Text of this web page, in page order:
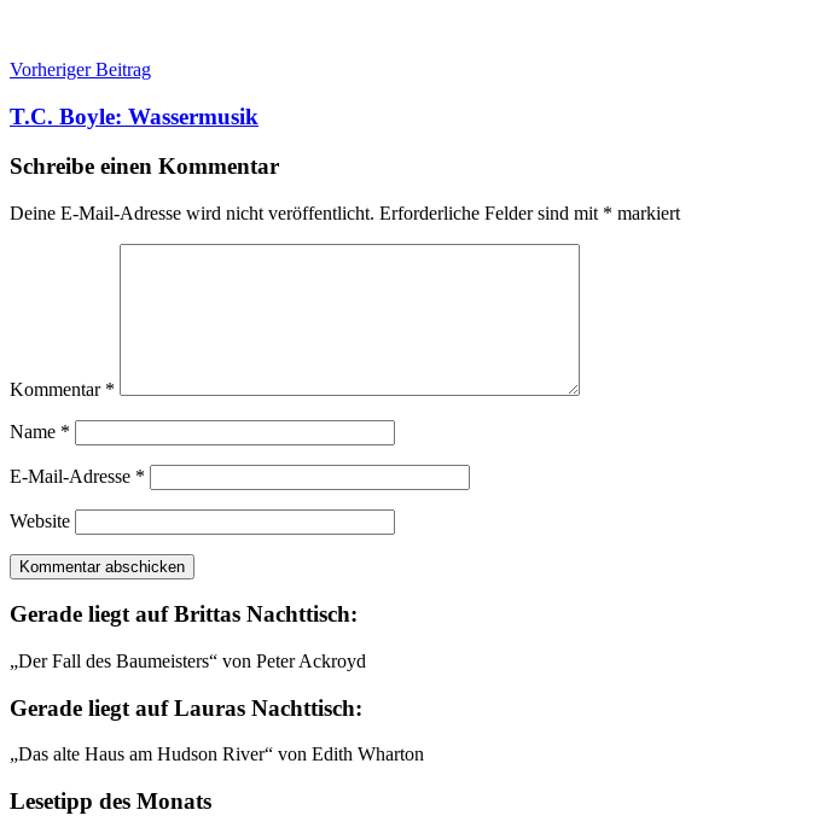
Beitragsnavigation
Vorheriger Beitrag
T.C. Boyle: Wassermusik
Schreibe einen Kommentar
Deine E-Mail-Adresse wird nicht veröffentlicht. Erforderliche Felder sind mit * markiert
Kommentar *
Name *
E-Mail-Adresse *
Website
Gerade liegt auf Brittas Nachttisch:
„Der Fall des Baumeisters“ von Peter Ackroyd
Gerade liegt auf Lauras Nachttisch:
„Das alte Haus am Hudson River“ von Edith Wharton
Lesetipp des Monats